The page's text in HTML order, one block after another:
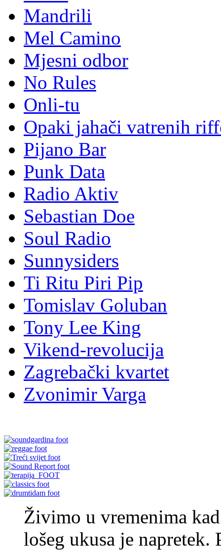
Mandrili
Mel Camino
Mjesni odbor
No Rules
Onli-tu
Opaki jahači vatrenih
Pijano Bar
Punk Data
Radio Aktiv
Sebastian Doe
Soul Radio
Sunnysiders
Ti Ritu Piri Pip
Tomislav Goluban
Tony Lee King
Vikend-revolucija
Zagrebački kvartet
Zvonimir Varga
Živimo u vremenima
lošeg ukusa je napretek.